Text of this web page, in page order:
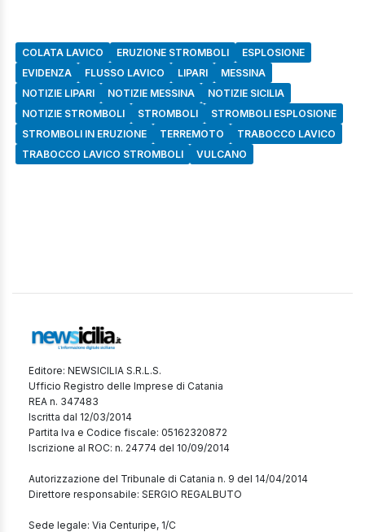
COLATA LAVICO ERUZIONE STROMBOLI
ESPLOSIONE
EVIDENZA
FLUSSO LAVICO LIPARI
MESSINA
NOTIZIE LIPARI
NOTIZIE MESSINA
NOTIZIE SICILIA
NOTIZIE STROMBOLI
STROMBOLI
STROMBOLI ESPLOSIONE
STROMBOLI IN ERUZIONE
TERREMOTO
TRABOCCO LAVICO
TRABOCCO LAVICO STROMBOLI
VULCANO
Editore: NEWSICILIA S.R.L.S.
Ufficio Registro delle Imprese di Catania
REA n. 347483
Iscritta dal 12/03/2014
Partita Iva e Codice fiscale: 05162320872
Iscrizione al ROC: n. 24774 del 10/09/2014
Autorizzazione del Tribunale di Catania n. 9 del 14/04/2014
Direttore responsabile: SERGIO REGALBUTO
Sede legale: Via Centuripe, 1/C